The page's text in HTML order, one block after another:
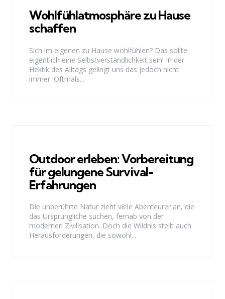
Wohlfühlatmosphäre zu Hause
schaffen
Sich im eigenen zu Hause wohlfühlen? Das sollte
eigentlich eine Selbstverständlichkeit sein! In der
Hektik des Alltags gelingt uns das jedoch nicht
immer. Oftmals...
Outdoor erleben: Vorbereitung
für gelungene Survival-
Erfahrungen
Die unberührte Natur zieht viele Abenteurer an, die
das Ursprüngliche suchen, fernab von der
modernen Zivilisation. Doch die Wildnis stellt auch
Herausforderungen, die sowohl...